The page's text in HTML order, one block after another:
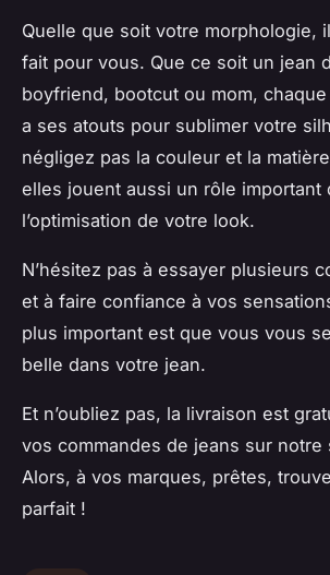
Quelle que soit votre morphologie,
fait pour vous. Que ce soit un jean
boyfriend, bootcut ou mom,
a ses atouts pour sublimer votre
négligez pas la couleur et la
elles jouent aussi un rôle important
l’optimisation de votre look.
N’hésitez pas à essayer plusieurs
et à faire confiance à vos
plus important est que vous vous
belle dans votre jean.
Et n’oubliez pas, la livraison est
vos commandes de jeans sur notre
Alors, à vos marques, prêtes,
parfait !